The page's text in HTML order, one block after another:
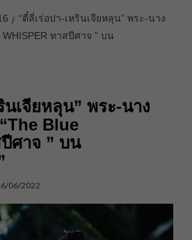
“ตี๋ลี่เร่อปา-เหรินเจียหลุน” พระ-นาง
ทาสปีศาจ ” บน
นเจียหลุน” พระ-นาง
Blue
ศาจ ” บน
06/2022